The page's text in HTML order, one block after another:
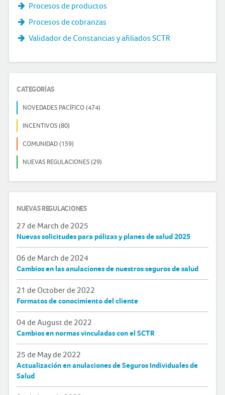
Procesos de productos
Procesos de cobranzas
Validador de Constancias y afiliados SCTR
CATEGORÍAS
NOVEDADES PACÍFICO (474)
INCENTIVOS (80)
COMUNIDAD (159)
NUEVAS REGULACIONES (29)
NUEVAS REGULACIONES
27 de March de 2025
Nuevas solicitudes para pólizas y planes de salud 2025
06 de March de 2024
Cambios en las anulaciones de nuestros seguros de salud
21 de October de 2022
Formatos de conocimiento del cliente
04 de August de 2022
Cambios en normas vinculadas con el SCTR
25 de May de 2022
Actualización en anulaciones de Seguros Individuales de
Salud